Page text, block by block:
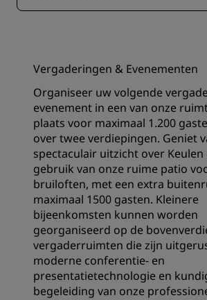
Vergaderingen & Evenementen
Organiseer uw volgende
evenement in een van onze
plaats voor maximaal 1.200
over twee verdiepingen. Geniet
spectaculair uitzicht over Keulen
gebruik van onze ruime patio
bruiloften, met een extra
maximaal 1500 gasten. Kleinere
bijeenkomsten kunnen worden
georganiseerd op de
vergaderruimten die zijn
moderne conferentie- en
presentatietechnologie en
begeleiding van onze